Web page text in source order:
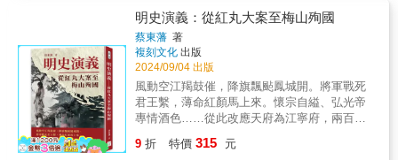
慨。【本書特色】：本書寫元末明初至明末的
歷史風雲，梟雄崛起、功臣沉浮以及帝王權
謀，構成一幅波瀾壯闊的歷史畫卷。書中既聚
焦劉福通、朱元璋等亂世豪傑的崛起，也剖析
劉伯溫、藍玉等名臣的命運悲歌，還有明末忠
義英雄的壯烈結局與奇人異士的傳奇事蹟。本
書不僅還原歷史真相，更深刻探討歷史洪流中
關係。隨著朱元璋鞏固權力，他對開國功臣逐
漸心生猜疑，導致李善長、藍玉等一系列功臣
遭到誅殺。書中揭示了這些歷史人物在功成名
就後的不同命運，反映出朱元璋執政晚期的政
治風暴。在這個階段，朱元璋的殘酷決策使許
多曾經的忠臣被株連至死，但也顯示出他對黎
民百姓的呵護。書末，作者點明了朱元璋的晚
年生活和思想變化，尤其是他痛失太子、誅藍
玉集團等重大事件，最終將朱元璋推向了歷史
路★★不用家長陪，自己就能讀！★★萌趣漫
畫，再現西遊取經全貌！★★西遊小百科，拓
展國學知識★★西遊小辭典，累積語文學習素
材★萌漫大話西遊記(1)【大聖鬧天宮·唐僧巧收
徒】萌漫大話西遊記(2)【三打白骨精·除妖烏雞
國】萌漫大話西遊記(3)【大戰紅孩兒·真假美猴
王】萌漫大話西遊記(4)【三借芭蕉扇·錯墜盤絲
洞】萌漫大話西遊記(5)【四探無底洞·功成取真
經】打破傳統四格漫畫，採用動畫分鏡，用呆
萌、詼諧的圖畫重現經典西遊記！本系列還新
社會結構的變動，特別是士、商關係的變化；
另一方面士大夫也透過消費文化，塑造消費品
味與流行時尚，來重新建構他們的身分地位。
明史演義：從紅丸大案至梅山殉國
蔡東藩 著
複刻文化 出版
2024/09/04 出版
風動空江羯鼓催，降旗飄颭鳳城開。將軍戰死
君王繫，薄命紅顏馬上來。懷宗自縊、弘光帝
專情酒色……從此改應天府為江寧府，兩百餘
件 《明史演義》是蔡東藩所著的一部歷史
9 折 特價 315 元